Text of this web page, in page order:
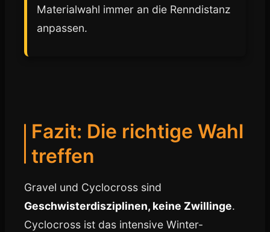
Materialwahl immer an die Renndistanz
anpassen.
Fazit: Die richtige Wahl
treffen
Gravel und Cyclocross sind
Geschwisterdisziplinen, keine Zwillinge.
Cyclocross ist das intensive Winter-